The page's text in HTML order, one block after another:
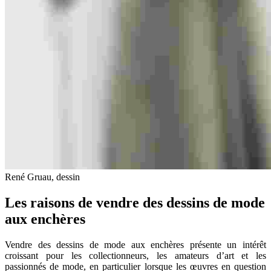
René Gruau, dessin
Les raisons de vendre des dessins de mode
aux enchères
Vendre des dessins de mode aux enchères présente un intérêt
croissant pour les collectionneurs, les amateurs d’art et les
passionnés de mode, en particulier lorsque les œuvres en question